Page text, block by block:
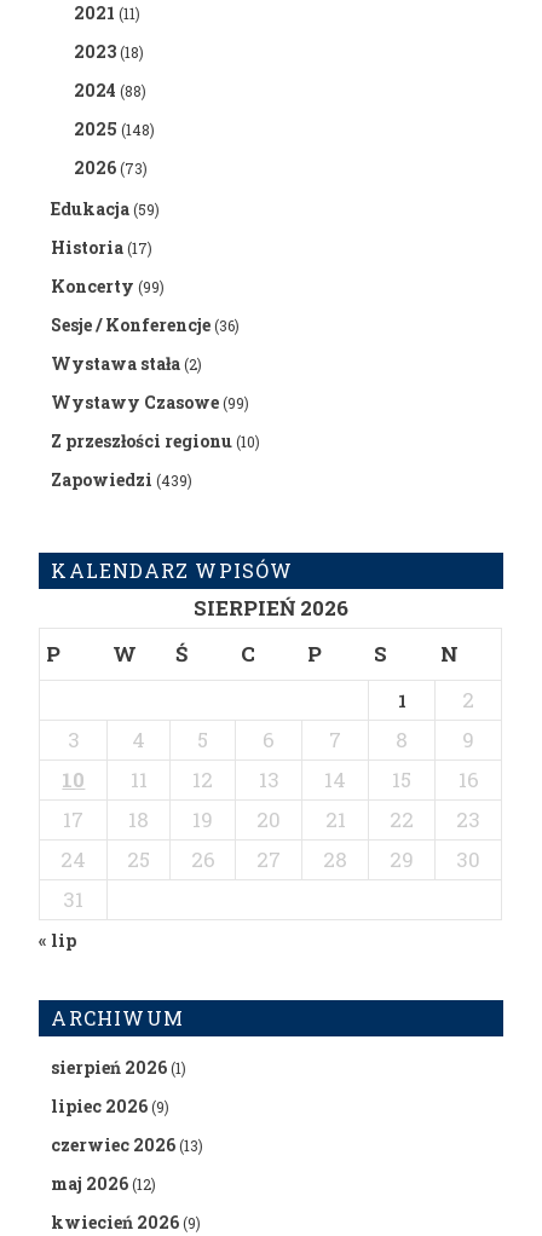
2021 (11)
2023(18)
2024 (88)
2025 (148)
2026(73)
Edukacja(59)
Historia(17)
Koncerty (99)
Sesje / Konferencje(36)
Wystawa stała(2)
Wystawy Czasowe(99)
Z przeszłości regionu(10)
Zapowiedzi (439)
KALENDARZ WPISÓW
SIERPIEŃ 2026
P
W Ś C P S N
1
2
3
4 5 6 7 8
9
10
11 12 13 14 15
16
17
18 19 20 21 22
23
24
25 26 27 28 29
30
31
« lip
ARCHIWUM
sierpień 2026(1)
lipiec 2026(9)
czerwiec 2026(13)
maj 2026(12)
kwiecień 2026(9)